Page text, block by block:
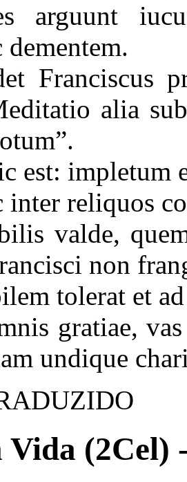
arguunt
dementem.
Franciscus
alia
est:
inter reliquos
valde,
non
tolerat et
gratiae,
undique
Vida (2Cel)